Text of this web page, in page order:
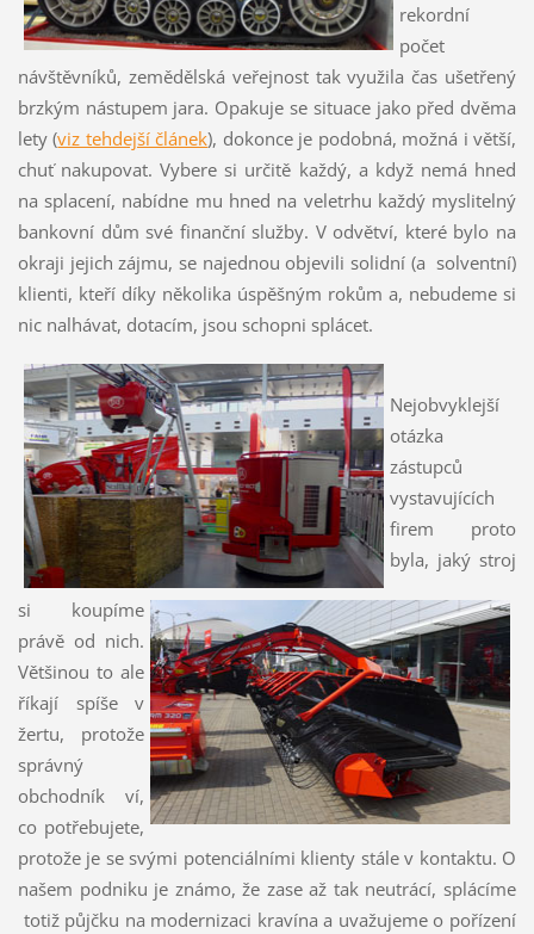
rekordní
počet
návštěvníků, zemědělská veřejnost tak využila čas ušetřený
brzkým nástupem jara. Opakuje se situace jako před dvěma
lety (viz tehdejší článek), dokonce je podobná, možná i větší,
chuť nakupovat. Vybere si určitě každý, a když nemá hned
na splacení, nabídne mu hned na veletrhu každý myslitelný
bankovní dům své finanční služby. V odvětví, které bylo na
okraji jejich zájmu, se najednou objevili solidní (a solventní)
klienti, kteří díky několika úspěšným rokům a, nebudeme si
nic nalhávat, dotacím, jsou schopni splácet.
Nejobvyklejší
otázka
zástupců
vystavujících
firem proto
byla, jaký stroj
si koupíme
právě od nich.
Většinou to ale
říkají spíše v
žertu, protože
správný
obchodník ví,
co potřebujete,
protože je se svými potenciálními klienty stále v kontaktu. O
našem podniku je známo, že zase až tak neutrácí, splácíme
totiž půjčku na modernizaci kravína a uvažujeme o pořízení